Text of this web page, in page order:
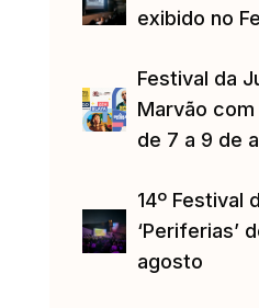
exibido no
Festival da
Marvão com
de 7 a 9 de
14º Festival
‘Periferias’
agosto